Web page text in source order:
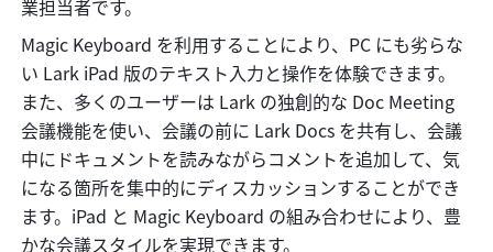
業担当者です。
Magic Keyboard を利用することにより、PC にも劣らな
い Lark iPad 版のテキスト入力と操作を体験できます。
また、多くのユーザーは Lark の独創的な Doc Meeting
会議機能を使い、会議の前に Lark Docs を共有し、会議
中にドキュメントを読みながらコメントを追加して、気
になる箇所を集中的にディスカッションすることができ
ます。iPad と Magic Keyboard の組み合わせにより、豊
かな会議スタイルを実現できます。